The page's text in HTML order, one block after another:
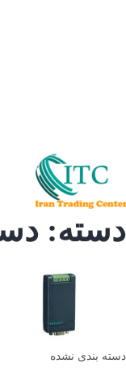
دسته:
دسته بندی نشده